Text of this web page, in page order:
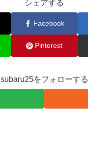
シェアする
Facebook
Pinterest
subaru25をフォローする